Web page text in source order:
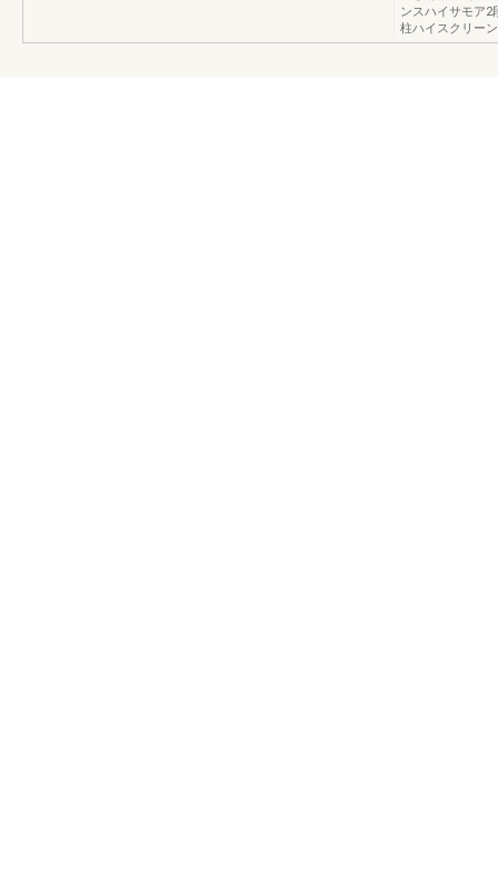
ンスハイサモア2
柱ハイスクリー